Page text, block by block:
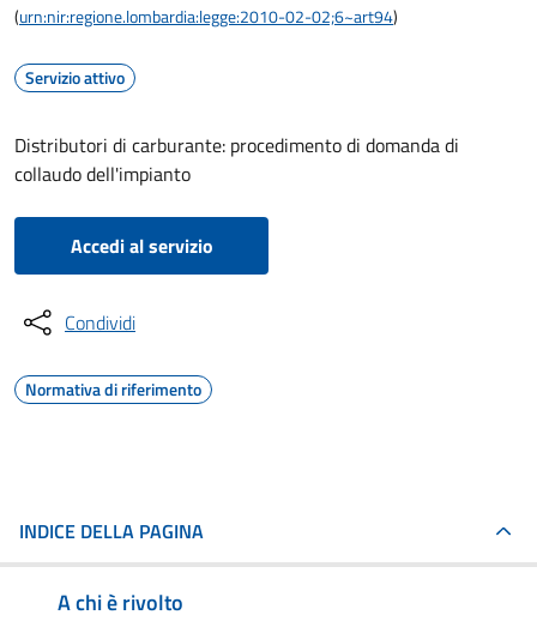
(urn:nir:regione.lombardia:legge:2010-02-02;6~art94)
Servizio attivo
Distributori di carburante: procedimento di domanda di
collaudo dell'impianto
Accedi al servizio
Condividi
Normativa di riferimento
INDICE DELLA PAGINA
A chi è rivolto